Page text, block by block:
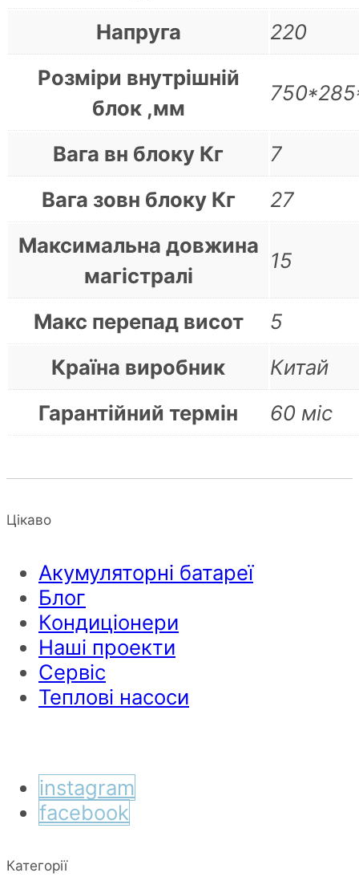
Напруга
220
Розміри внутрішній
блок ,мм
Вага вн блоку Кг
7
Вага зовн блоку Кг
27
Максимальна довжина
магістралі
15
Макс перепад висот
5
Країна виробник
Китай
Гарантійний термін
60 міс
Цікаво
Акумуляторні батареї
Блог
Кондиціонери
Наші проекти
Сервіс
Теплові насоси
instagram
facebook
Категорії